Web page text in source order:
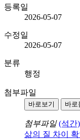
등록일
2026-05-07
수정일
2026-05-07
분류
행정
첨부파일
바로보기 바로
첨부파일 (석간
삶의 질 차이